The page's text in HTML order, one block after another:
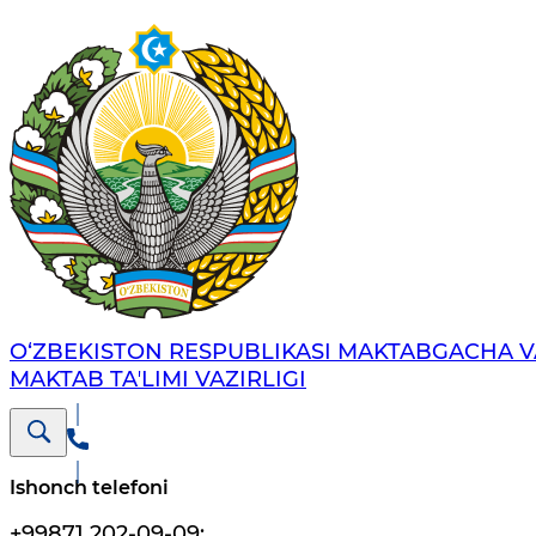
O‘ZBEKISTON RESPUBLIKASI MAKTABGACHA
MAKTAB TAʼLIMI VAZIRLIGI
Ishonch telefoni